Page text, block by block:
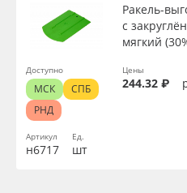
Артикул
н6717
Ракель-
с
мягкий
Ед.
шт
Цены
244.32 ₽
Доступно
МСК
СПБ
РНД